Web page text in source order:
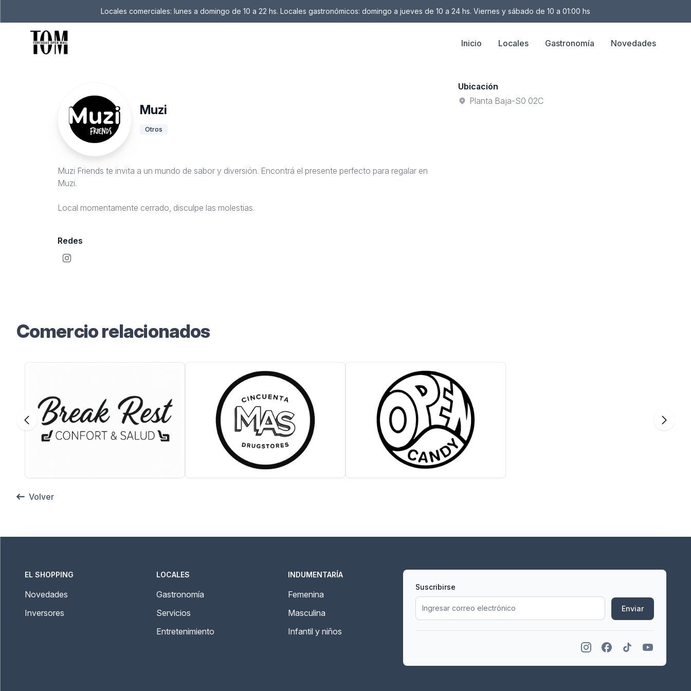
Locales comerciales: lunes a domingo de 10 a 22 hs. Locales gastronómicos: domingo a jueves de 10 a 24 hs. Viernes y sábado de 10 a 01:00 hs
Inicio Locales Gastronomía Novedades
Muzi
Otros
Muzi Friends te invita a un mundo de sabor y diversión. Encontrá el presente perfecto para regalar en
Muzi.
Local momentamente cerrado, disculpe las molestias.
Redes
Ubicación
Planta Baja-S0 02C
Comercio relacionados
Volver
EL SHOPPING
Novedades
Inversores
LOCALES
Gastronomía
Servicios
Entretenimiento
INDUMENTARÍA
Femenina
Masculina
Infantil y niños
Suscribirse
Enviar